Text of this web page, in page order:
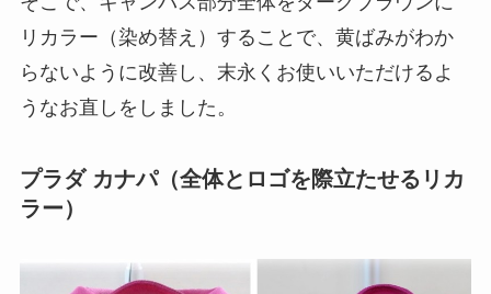
リカラー（染め替え）することで、黄ばみがわか
らないように改善し、末永くお使いいただけるよ
うなお直しをしました。
プラダ カナパ（全体とロゴを際立たせるリカ
ラー）